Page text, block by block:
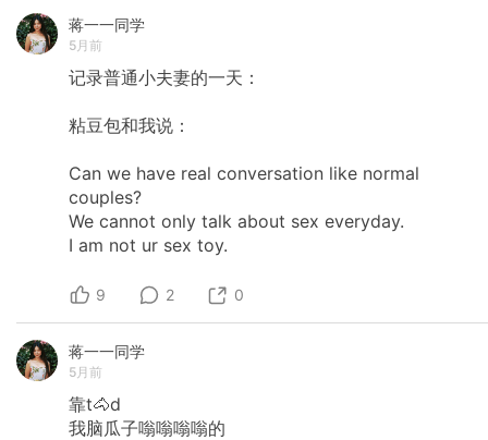
蒋一一同学
5月前
记录普通小夫妻的一天：
粘豆包和我说：
Can we have real conversation like normal
couples?
We cannot only talk about sex everyday.
I am not ur sex toy.
9 2 0
蒋一一同学
5月前
靠t🐴d
我脑瓜子嗡嗡嗡嗡的